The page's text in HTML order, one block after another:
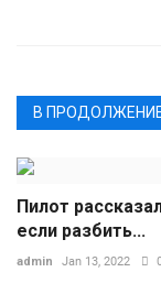
В
Пилот
если разбить...
admin Jan 13, 2022